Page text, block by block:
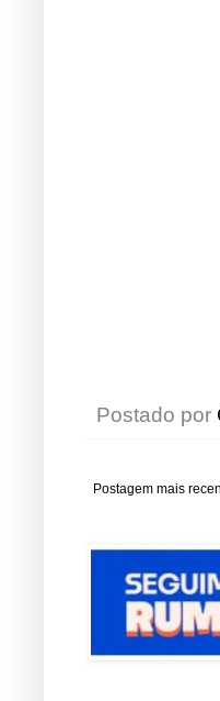
Postado por
Postagem mais